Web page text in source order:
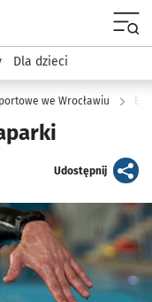
Sport i rekreacja
Dla dzieci
we Wrocławiu
Udostępnijartykuł